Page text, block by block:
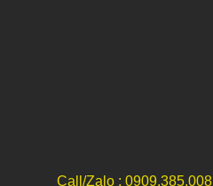
Call/Zalo : 0909.385.008